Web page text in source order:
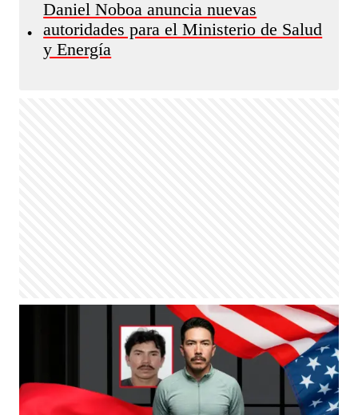
•
Daniel Noboa anuncia nuevas
autoridades para el Ministerio de Salud
y Energía